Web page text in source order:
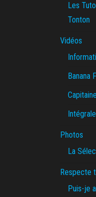
Les
Tonton
Vidéos
Banana
Photos
La
Respecte
Puis-je